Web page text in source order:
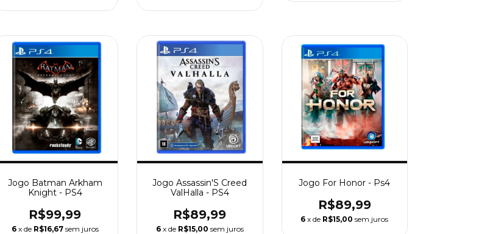
Jogo Batman Arkham
Knight - PS4
R$99,99
6 x de R$16,67 sem juros
Jogo Assassin'S Creed
ValHalla - PS4
R$89,99
6 x de R$15,00 sem juros
Jogo For Honor - Ps4
R$89,99
6 x de R$15,00 sem juros